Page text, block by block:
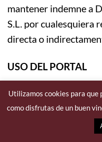
mantener indemne a
S.L. por cualesquiera
directa o
USO DEL PORTAL
informaciones,
adelante, «los
Utilizamos cookies para
como disfrutas de un buen